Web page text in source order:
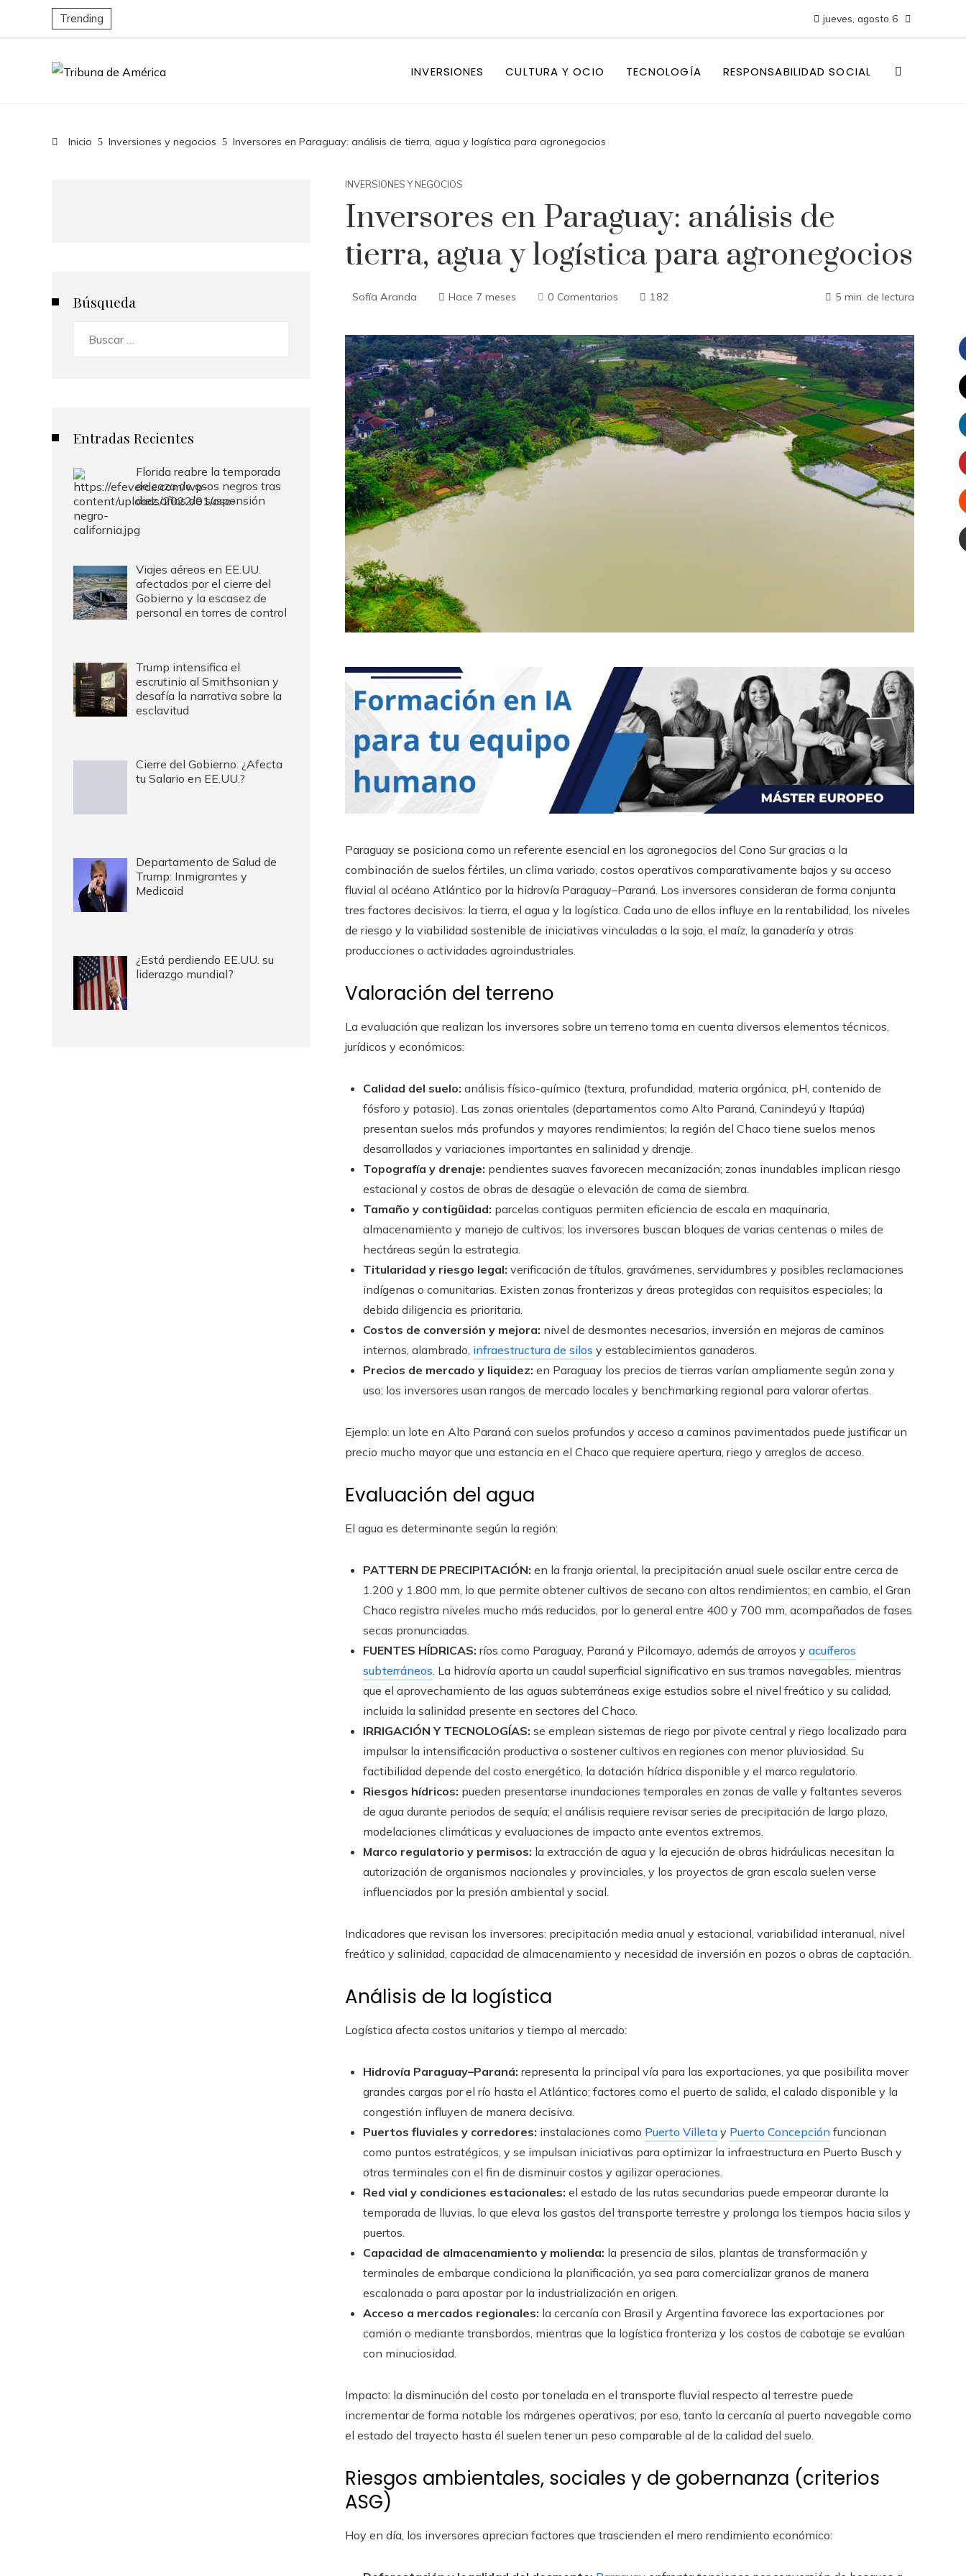
Trending jueves, agosto 6
INVERSIONES CULTURA Y OCIO TECNOLOGÍA RESPONSABILIDAD SOCIAL
Inicio Inversiones y negocios Inversores en Paraguay: análisis de tierra, agua y logística para agronegocios
INVERSIONES Y NEGOCIOS
Inversores en Paraguay: análisis de
tierra, agua y logística para agronegocios
Sofía Aranda Hace 7 meses 0 Comentarios 182 5 min. de lectura
Paraguay se posiciona como un referente esencial en los agronegocios del Cono Sur gracias a la
combinación de suelos fértiles, un clima variado, costos operativos comparativamente bajos y su acceso
fluvial al océano Atlántico por la hidrovía Paraguay–Paraná. Los inversores consideran de forma conjunta
tres factores decisivos: la tierra, el agua y la logística. Cada uno de ellos influye en la rentabilidad, los niveles
de riesgo y la viabilidad sostenible de iniciativas vinculadas a la soja, el maíz, la ganadería y otras
producciones o actividades agroindustriales.
Valoración del terreno
La evaluación que realizan los inversores sobre un terreno toma en cuenta diversos elementos técnicos,
jurídicos y económicos:
Calidad del suelo: análisis físico-químico (textura, profundidad, materia orgánica, pH, contenido de
fósforo y potasio). Las zonas orientales (departamentos como Alto Paraná, Canindeyú y Itapúa)
presentan suelos más profundos y mayores rendimientos; la región del Chaco tiene suelos menos
desarrollados y variaciones importantes en salinidad y drenaje.
Topografía y drenaje: pendientes suaves favorecen mecanización; zonas inundables implican riesgo
estacional y costos de obras de desagüe o elevación de cama de siembra.
Tamaño y contigüidad: parcelas contiguas permiten eficiencia de escala en maquinaria,
almacenamiento y manejo de cultivos; los inversores buscan bloques de varias centenas o miles de
hectáreas según la estrategia.
Titularidad y riesgo legal: verificación de títulos, gravámenes, servidumbres y posibles reclamaciones
indígenas o comunitarias. Existen zonas fronterizas y áreas protegidas con requisitos especiales; la
debida diligencia es prioritaria.
Costos de conversión y mejora: nivel de desmontes necesarios, inversión en mejoras de caminos
internos, alambrado, infraestructura de silos y establecimientos ganaderos.
Precios de mercado y liquidez: en Paraguay los precios de tierras varían ampliamente según zona y
uso; los inversores usan rangos de mercado locales y benchmarking regional para valorar ofertas.
Ejemplo: un lote en Alto Paraná con suelos profundos y acceso a caminos pavimentados puede justificar un
precio mucho mayor que una estancia en el Chaco que requiere apertura, riego y arreglos de acceso.
Evaluación del agua
El agua es determinante según la región:
PATTERN DE PRECIPITACIÓN: en la franja oriental, la precipitación anual suele oscilar entre cerca de
1.200 y 1.800 mm, lo que permite obtener cultivos de secano con altos rendimientos; en cambio, el Gran
Chaco registra niveles mucho más reducidos, por lo general entre 400 y 700 mm, acompañados de fases
secas pronunciadas.
FUENTES HÍDRICAS: ríos como Paraguay, Paraná y Pilcomayo, además de arroyos y acuíferos
subterráneos . La hidrovía aporta un caudal superficial significativo en sus tramos navegables, mientras
que el aprovechamiento de las aguas subterráneas exige estudios sobre el nivel freático y su calidad,
incluida la salinidad presente en sectores del Chaco.
IRRIGACIÓN Y TECNOLOGÍAS: se emplean sistemas de riego por pivote central y riego localizado para
impulsar la intensificación productiva o sostener cultivos en regiones con menor pluviosidad. Su
factibilidad depende del costo energético, la dotación hídrica disponible y el marco regulatorio.
Riesgos hídricos: pueden presentarse inundaciones temporales en zonas de valle y faltantes severos
de agua durante periodos de sequía; el análisis requiere revisar series de precipitación de largo plazo,
modelaciones climáticas y evaluaciones de impacto ante eventos extremos.
Marco regulatorio y permisos: la extracción de agua y la ejecución de obras hidráulicas necesitan la
autorización de organismos nacionales y provinciales, y los proyectos de gran escala suelen verse
influenciados por la presión ambiental y social.
Indicadores que revisan los inversores: precipitación media anual y estacional, variabilidad interanual, nivel
freático y salinidad, capacidad de almacenamiento y necesidad de inversión en pozos o obras de captación.
Análisis de la logística
Logística afecta costos unitarios y tiempo al mercado:
Hidrovía Paraguay–Paraná: representa la principal vía para las exportaciones, ya que posibilita mover
grandes cargas por el río hasta el Atlántico; factores como el puerto de salida, el calado disponible y la
congestión influyen de manera decisiva.
Puertos fluviales y corredores: instalaciones como Puerto Villeta y Puerto Concepción funcionan
como puntos estratégicos, y se impulsan iniciativas para optimizar la infraestructura en Puerto Busch y
otras terminales con el fin de disminuir costos y agilizar operaciones.
Red vial y condiciones estacionales: el estado de las rutas secundarias puede empeorar durante la
temporada de lluvias, lo que eleva los gastos del transporte terrestre y prolonga los tiempos hacia silos y
puertos.
Capacidad de almacenamiento y molienda: la presencia de silos, plantas de transformación y
terminales de embarque condiciona la planificación, ya sea para comercializar granos de manera
escalonada o para apostar por la industrialización en origen.
Acceso a mercados regionales: la cercanía con Brasil y Argentina favorece las exportaciones por
camión o mediante transbordos, mientras que la logística fronteriza y los costos de cabotaje se evalúan
con minuciosidad.
Impacto: la disminución del costo por tonelada en el transporte fluvial respecto al terrestre puede
incrementar de forma notable los márgenes operativos; por eso, tanto la cercanía al puerto navegable como
el estado del trayecto hasta él suelen tener un peso comparable al de la calidad del suelo.
Riesgos ambientales, sociales y de gobernanza (criterios
ASG)
Hoy en día, los inversores aprecian factores que trascienden el mero rendimiento económico:
Búsqueda
Entradas Recientes
Florida reabre la temporada
de caza de osos negros tras
diez años de suspensión
Viajes aéreos en EE.UU.
afectados por el cierre del
Gobierno y la escasez de
personal en torres de control
Trump intensifica el
escrutinio al Smithsonian y
desafía la narrativa sobre la
esclavitud
Cierre del Gobierno: ¿Afecta
tu Salario en EE.UU.?
Departamento de Salud de
Trump: Inmigrantes y
Medicaid
¿Está perdiendo EE.UU. su
liderazgo mundial?